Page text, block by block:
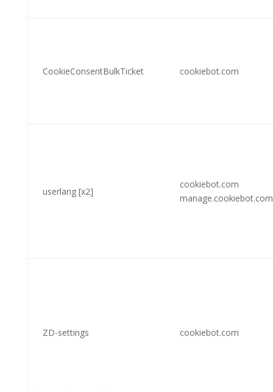
CookieConsentBulkTicket cookiebot.com
userlang [x2]
cookiebot.com
manage.cookiebot.com
ZD-settings cookiebot.com